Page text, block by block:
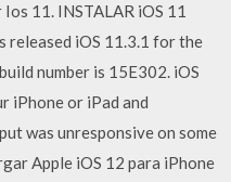
11. INSTALAR iOS 11
released iOS 11.3.1 for the
number is 15E302. iOS
iPhone or iPad and
was unresponsive on some
Apple iOS 12 para iPhone